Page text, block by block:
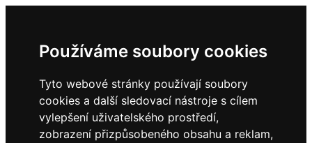
Používáme soubory cookies
Tyto webové stránky používají soubory
cookies a další sledovací nástroje s cílem
vylepšení uživatelského prostředí,
zobrazení přizpůsobeného obsahu a reklam,